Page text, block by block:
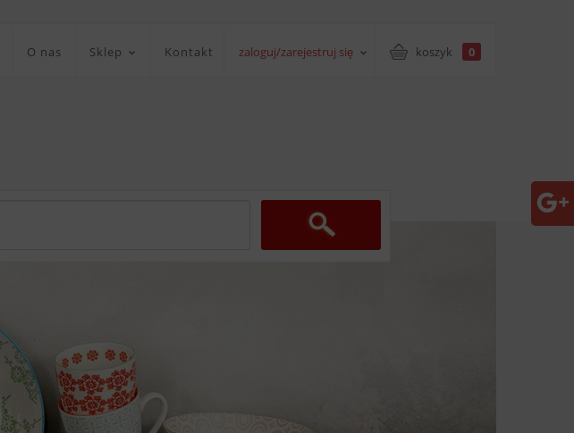
O nas Sklep Kontakt zaloguj/zarejestruj się koszyk 0